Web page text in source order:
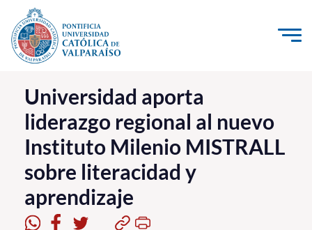
Click acá para ir directamente al contenido
La Universidad
Investigación, Creación e Innovación
PUCV Internacional
Vinculación con el Medio
Admisión
Universidad aporta
liderazgo regional al nuevo
Instituto Milenio MISTRALL
sobre literacidad y
aprendizaje